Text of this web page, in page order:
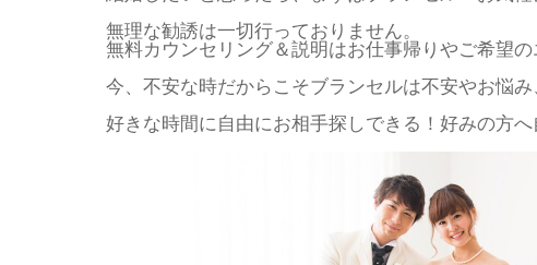
無理な勧誘は一切行っておりません。
無料カウンセリング＆説明はお仕事帰りやご希望
今、不安な時だからこそブランセルは不安やお悩み
好きな時間に自由にお相手探しできる！好みの方